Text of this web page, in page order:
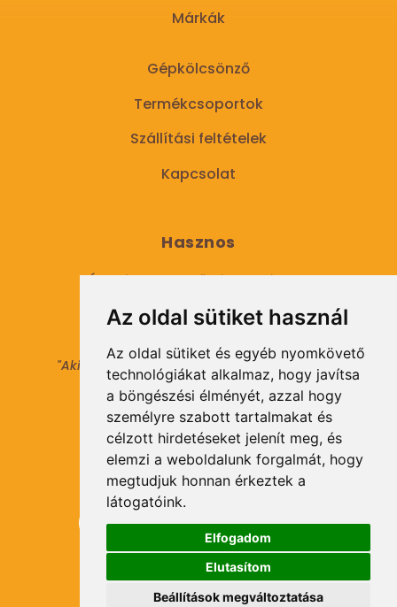
Az oldal sütiket használ
Az oldal sütiket és egyéb nyomkövető
technológiákat alkalmaz, hogy javítsa
a böngészési élményét, azzal hogy
személyre szabott tartalmakat és
célzott hirdetéseket jelenít meg, és
elemzi a weboldalunk forgalmát, hogy
megtudjuk honnan érkeztek a
látogatóink.
Elfogadom
Elutasítom
Beállítások megváltoztatása
Márkák
Gépkölcsönző
Termékcsoportok
Szállítási feltételek
Kapcsolat
Hasznos
Általános Szerződési Feltételek
Adatkezelési tájékoztató
"Aki másokat nem tesz gazdaggá, maga sem
válhat azzá."
© 2021 Minden jog fenntartva.
Hírlevél Feliratkozás
Feliratkozás